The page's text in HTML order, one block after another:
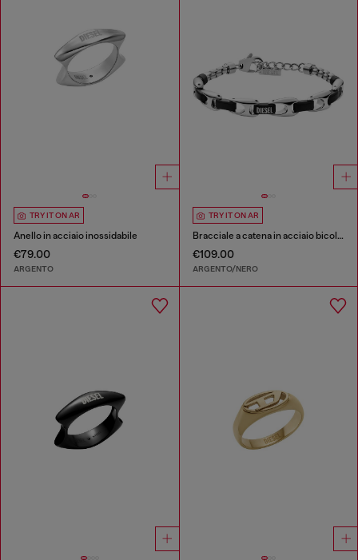
TRY IT ON AR
Anello in acciaio inossidabile
€79.00
ARGENTO
TRY IT ON AR
Bracciale a catena in acciaio bicolore
€109.00
ARGENTO/NERO